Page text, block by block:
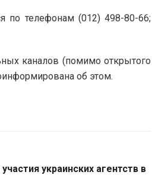
по телефонам (012) 498-80-66;
каналов (помимо открытого
об этом.
украинских агентств в